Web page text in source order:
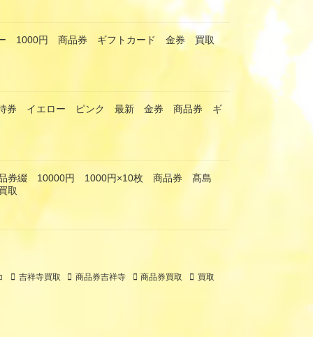
1000円 商品券 ギフトカード 金券 買取
券 イエロー ピンク 最新 金券 商品券 ギ
券綴 10000円 1000円×10枚 商品券 髙島
取
吉祥寺買取 商品券吉祥寺 商品券買取 買取